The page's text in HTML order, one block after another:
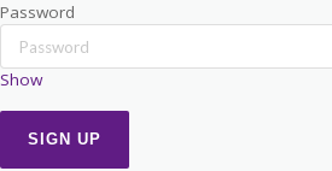
Password
Show